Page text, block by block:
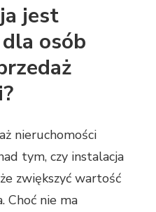
jest
osób
nieruchomości
tym, czy instalacja
zwiększyć wartość
Choć nie ma